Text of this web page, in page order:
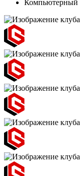
Компьютерный